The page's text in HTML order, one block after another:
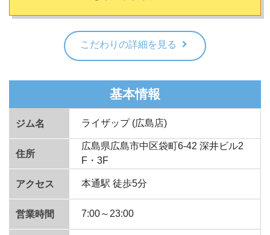
こだわりの詳細を見る
基本情報
ジム名 ライザップ (広島店)
住所
広島県広島市中区袋町6-42 深井ビル2
F・3F
アクセス 本通駅 徒歩5分
営業時間 7:00～23:00